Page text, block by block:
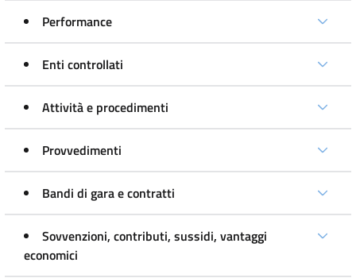
Performance
Enti controllati
Attività e procedimenti
Provvedimenti
Bandi di gara e contratti
Sovvenzioni, contributi, sussidi, vantaggi
economici